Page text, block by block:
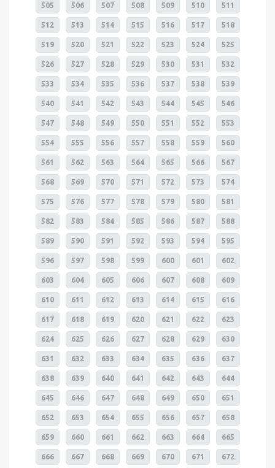
505 506 507 508 509 510 511
512 513 514 515 516 517 518
519 520 521 522 523 524 525
526 527 528 529 530 531 532
533 534 535 536 537 538 539
540 541 542 543 544 545 546
547 548 549 550 551 552 553
554 555 556 557 558 559 560
561 562 563 564 565 566 567
568 569 570 571 572 573 574
575 576 577 578 579 580 581
582 583 584 585 586 587 588
589 590 591 592 593 594 595
596 597 598 599 600 601 602
603 604 605 606 607 608 609
610 611 612 613 614 615 616
617 618 619 620 621 622 623
624 625 626 627 628 629 630
631 632 633 634 635 636 637
638 639 640 641 642 643 644
645 646 647 648 649 650 651
652 653 654 655 656 657 658
659 660 661 662 663 664 665
666 667 668 669 670 671 672